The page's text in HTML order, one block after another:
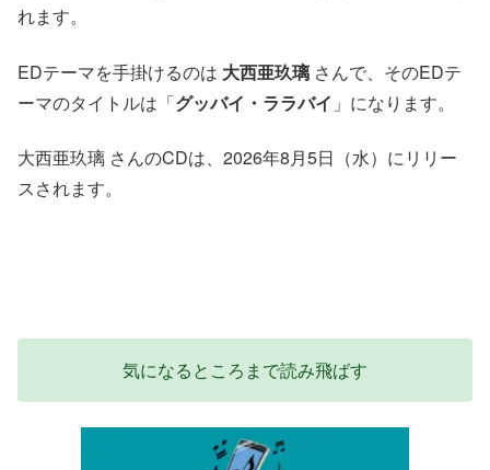
れます。
EDテーマを手掛けるのは 大西亜玖璃 さんで、そのEDテ
ーマのタイトルは「グッバイ・ララバイ 」になります。
大西亜玖璃 さんのCDは、2026年8月5日（水）にリリー
スされます。
気になるところまで読み飛ばす